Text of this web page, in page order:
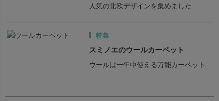
人気の北欧デザインを集めました
特集
スミノエのウールカーペット
ウールは一年中使える万能カーペット